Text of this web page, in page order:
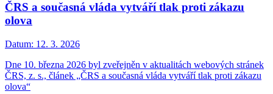
ČRS a současná vláda vytváří tlak proti zákazu
olova
Datum: 12. 3. 2026
Dne 10. března 2026 byl zveřejněn v aktualitách webových stránek
ČRS, z. s., článek „ČRS a současná vláda vytváří tlak proti zákazu
olova“